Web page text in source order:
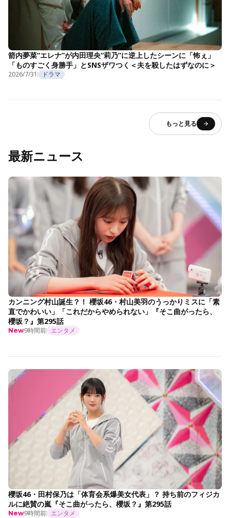
箭内夢菜“エレナ”が内田理央“莉乃”に逆上したシーンに「怖ぇ」
「ものすごく身勝手」とSNSザワつく＜夫を殺したはずなのに＞
2026/7/31 ドラマ
もっと見る
最新ニュース
カンニング村山誕生？！ 櫻坂46・村山美羽のうっかりミスに「素
直でかわいい」「これだからやめられない」『そこ曲がったら、
櫻坂？』第295話
New9時間前 エンタメ
櫻坂46・田村保乃は「体育会系爆美女代表」？ 持ち前のフィジカ
ルに絶賛の嵐『そこ曲がったら、櫻坂？』第295話
New9時間前 エンタメ